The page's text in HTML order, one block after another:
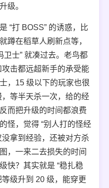
级。
“打 BOSS” 的诱惑，比
蹲在稻草人刷新点等，
卫士” 就凑过去。老鸟都
击都远超新手的承受能
，15 级以下的玩家也很
等半天杀一次，给的经
而把升级的时间都浪费
怪，觉得 “别人打的怪经
拿到经验，还被对方杀
，一来二去损失的时间
快？其实就是 “稳扎稳
级升到 20 级，能穿更